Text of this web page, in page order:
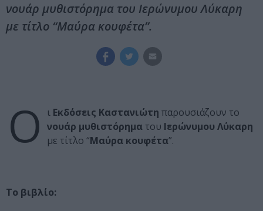
νουάρ μυθιστόρημα του Ιερώνυμου Λύκαρη
με τίτλο “Μαύρα κουφέτα”.
Ο ι Εκδόσεις Καστανιώτη παρουσιάζουν το
νουάρ μυθιστόρημα του Ιερώνυμου Λύκαρη
με τίτλο “Μαύρα κουφέτα”.
Το βιβλίο: